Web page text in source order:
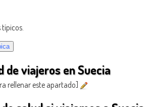
de viajeros en Suecia
rellenar este apartado]